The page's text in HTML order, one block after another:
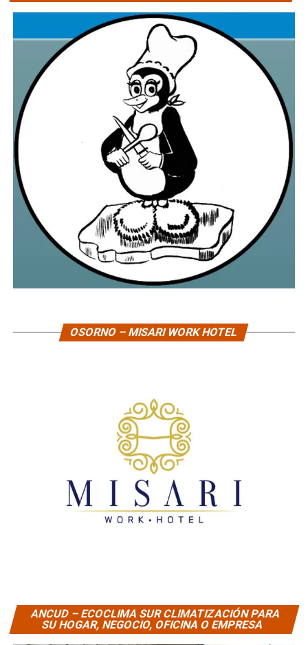
OSORNO – MISARI WORK HOTEL
ANCUD – ECOCLIMA SUR CLIMATIZACIÓN PARA
SU HOGAR, NEGOCIO, OFICINA O EMPRESA